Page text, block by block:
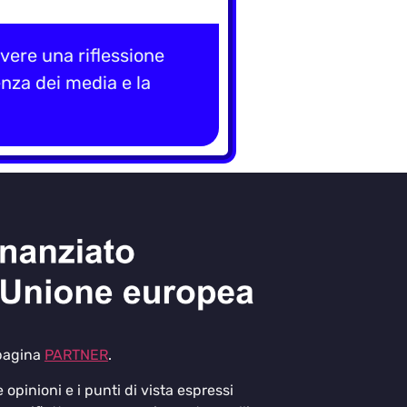
una riflessione
dei media e la
PARTNER.
opinioni e i punti di vista espressi